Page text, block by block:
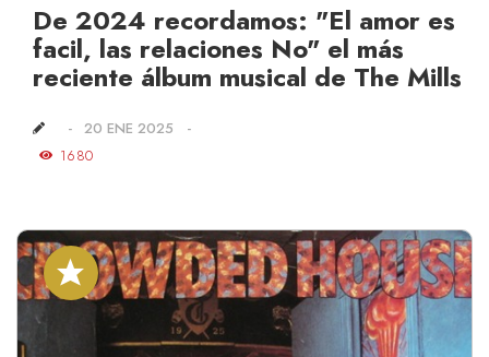
De 2024 recordamos: "El amor es
facil, las relaciones No" el más
reciente álbum musical de The Mills
20 ENE 2025
1680